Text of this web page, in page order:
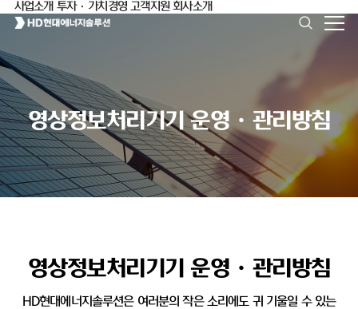
사업소개 투자·가치경영 고객지원 회사소개
영상정보처리기기 운영ㆍ관리방침
영상정보처리기기 운영ㆍ관리방침
HD현대에너지솔루션은 여러분의 작은 소리에도 귀 기울일 수 있는